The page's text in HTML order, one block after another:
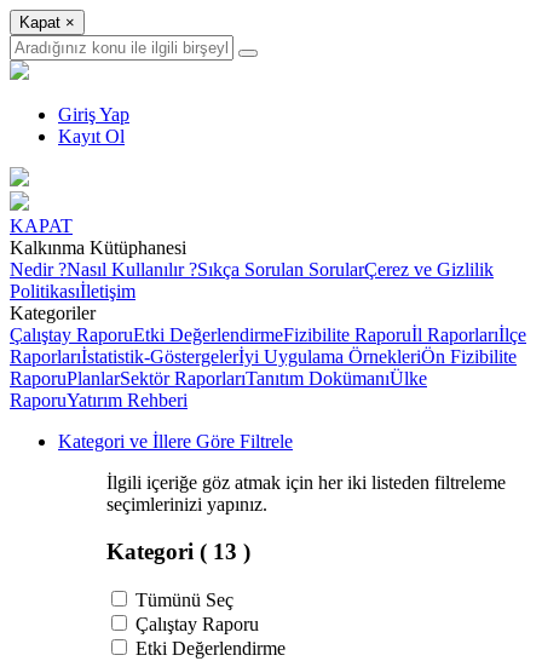
Kapat ×
Giriş Yap
Kayıt Ol
KAPAT
Kalkınma Kütüphanesi
Nedir ?Nasıl Kullanılır ?Sıkça Sorulan SorularÇerez ve Gizlilik
Politikasıİletişim
Kategoriler
Çalıştay RaporuEtki DeğerlendirmeFizibilite Raporuİl Raporlarıİlçe
Raporlarıİstatistik-Göstergelerİyi Uygulama ÖrnekleriÖn Fizibilite
RaporuPlanlarSektör RaporlarıTanıtım DokümanıÜlke
RaporuYatırım Rehberi
Kategori ve İllere Göre Filtrele
İlgili içeriğe göz atmak için her iki listeden filtreleme
seçimlerinizi yapınız.
Kategori ( 13 )
Tümünü Seç
Çalıştay Raporu
Etki Değerlendirme